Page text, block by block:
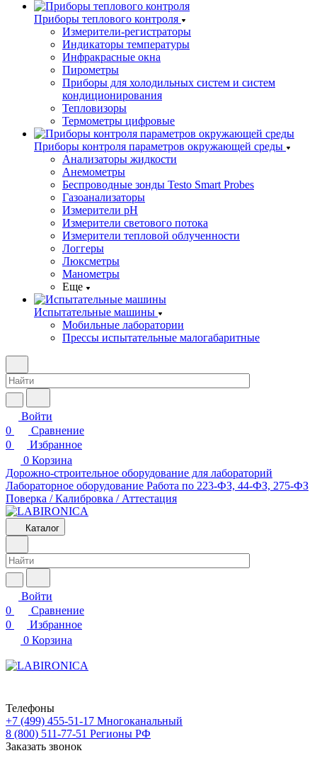
Приборы теплового контроля
Измерители-регистраторы
Индикаторы температуры
Инфракрасные окна
Пирометры
Приборы для холодильных систем и систем
кондиционирования
Тепловизоры
Термометры цифровые
Приборы контроля параметров окружающей среды
Анализаторы жидкости
Анемометры
Беспроводные зонды Testo Smart Probes
Газоанализаторы
Измерители pH
Измерители светового потока
Измерители тепловой облученности
Логгеры
Люксметры
Манометры
Еще
Испытательные машины
Мобильные лаборатории
Прессы испытательные малогабаритные
Войти
0
Сравнение
0
Избранное
0 Корзина
Дорожно-строительное оборудование для лабораторий
Лабораторное оборудование Работа по 223-ФЗ, 44-ФЗ, 275-ФЗ
Поверка / Калибровка / Аттестация
Каталог
Войти
0
Сравнение
0
Избранное
0 Корзина
Телефоны
+7 (499) 455-51-17 Многоканальный
8 (800) 511-77-51 Регионы РФ
Заказать звонок